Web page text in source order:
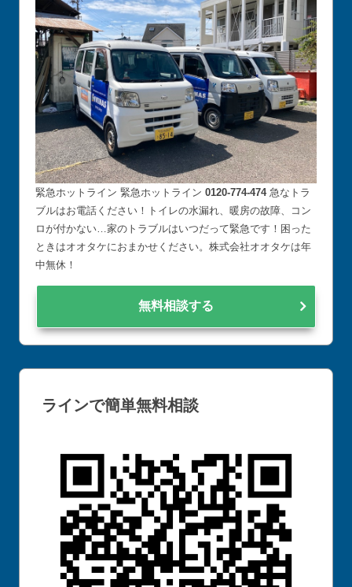
緊急ホットライン 緊急ホットライン 0120-774-474急なトラ
ブルはお電話ください！トイレの水漏れ、暖房の故障、コン
ロが付かない…家のトラブルはいつだって緊急です！困った
ときはオオタケにおまかせください。株式会社オオタケは年
中無休！
無料相談する
ラインで簡単無料相談